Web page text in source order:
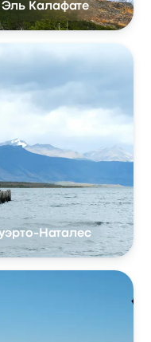
Калафате
Наталес